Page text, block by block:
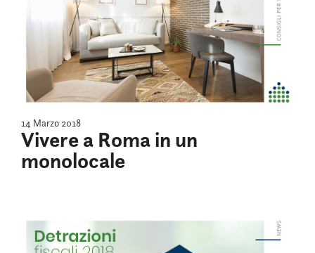
14 Marzo 2018
Vivere a Roma in un
monolocale